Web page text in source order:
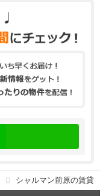
シャルマン前原の賃貸